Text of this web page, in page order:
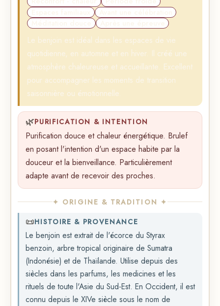
Le benjoin est idéal dans les espaces de vie
quotidienne, en automne et en hiver. Il créé une
atmosphère chaleureuse et accueillante. Excellent
pour accompagner les moments de transition
saisonnière ou émotionnelle.
🌿PURIFICATION & INTENTION
Purification douce et chaleur énergétique. Brulef
en posant l'intention d'un espace habite par la
douceur et la bienveillance. Particulièrement
adapte avant de recevoir des proches.
✦ ORIGINE & TRADITION ✦
📜HISTOIRE & PROVENANCE
Le benjoin est extrait de l'écorce du Styrax
benzoin, arbre tropical originaire de Sumatra
(Indonésie) et de Thaïlande. Utilise depuis des
siècles dans les parfums, les medicines et les
rituels de toute l'Asie du Sud-Est. En Occident, il est
connu depuis le XIVe siècle sous le nom de